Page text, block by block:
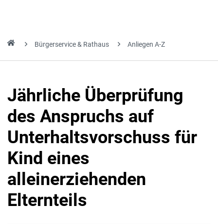
Bürgerservice & Rathaus Anliegen A-Z
Jährliche Überprüfung
des Anspruchs auf
Unterhaltsvorschuss für
Kind eines
alleinerziehenden
Elternteils